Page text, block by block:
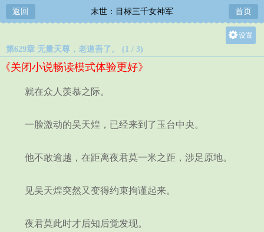
返回 末世：目标三千女神军 首页
设置
第629章 无量天尊，老道吾了。 (1 / 3)
《关闭小说畅读模式体验更好》
就在众人羡慕之际。
一脸激动的吴天煌，已经来到了玉台中央。
他不敢逾越，在距离夜君莫一米之距，涉足原地。
见吴天煌突然又变得约束拘谨起来。
夜君莫此时才后知后觉发现。